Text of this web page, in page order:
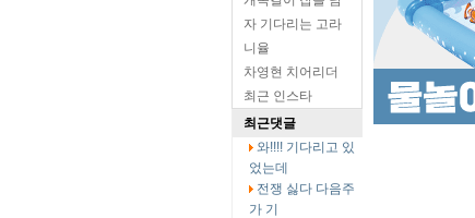
자 기다리는 고라
니율
차영현 치어리더
최근 인스타
최근댓글
와!!!! 기다리고 있
었는데
전쟁 싫다 다음주
가 기